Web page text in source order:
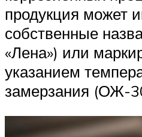
продукция может
собственные
«Лена») или
указанием
замерзания (ОЖ-